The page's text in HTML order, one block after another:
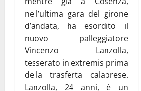
nell’ultima gara del girone
d’andata, ha esordito il
nuovo palleggiatore
Vincenzo Lanzolla,
tesserato in extremis prima
della trasferta calabrese.
Lanzolla, 24 anni, è un